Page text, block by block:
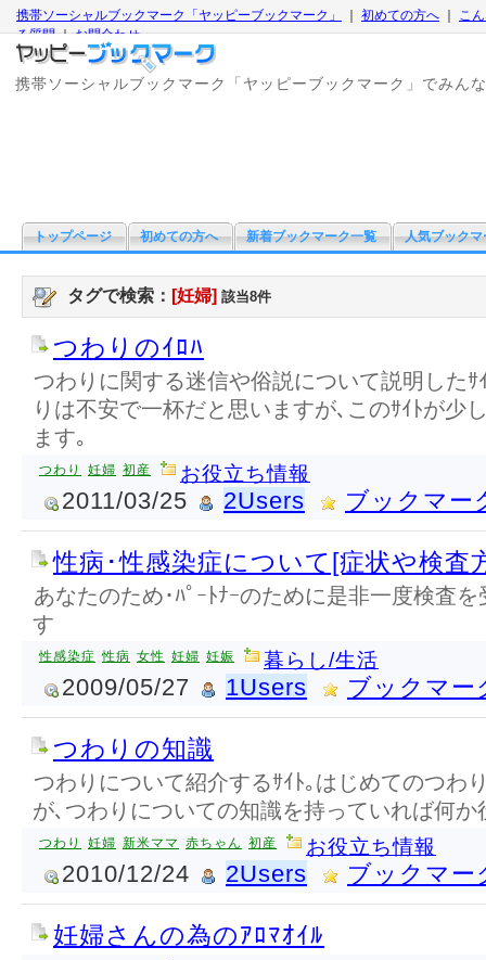
携帯ソーシャルブックマーク「ヤッピーブックマーク」 初めての方へ
こ
る質問｜お問合わせ
携帯ソーシャルブックマーク「ヤッピーブックマーク」でみん
トップページ 初めての方へ 新着ブックマーク一覧 人気ブックマ
タグで検索： [妊婦] 該当8件
つわりのｲﾛﾊ
つわりに関する迷信や俗説について説明したｻ
りは不安で一杯だと思いますが､このｻｲﾄが少
ます｡
つわり 妊婦 初産 お役立ち情報
2011/03/25 2Users ブックマー
性病･性感染症について[症状や検査
あなたのため･ﾊﾟｰﾄﾅｰのために是非一度検査
す
性感染症 性病 女性 妊婦 妊娠 暮らし/生活
2009/05/27 1Users ブックマー
つわりの知識
つわりについて紹介するｻｲﾄ｡はじめてのつわ
が､つわりについての知識を持っていれば何か
つわり 妊婦 新米ママ 赤ちゃん 初産 お役立ち情報
2010/12/24 2Users ブックマー
妊婦さんの為のｱﾛﾏｵｲﾙ